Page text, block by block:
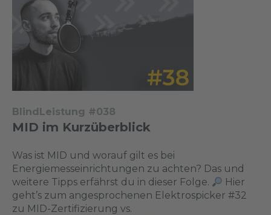
BlindLeistung #038
MID im Kurzüberblick
Was ist MID und worauf gilt es bei
Energiemesseinrichtungen zu achten? Das und
weitere Tipps erfährst du in dieser Folge.
Hier
geht’s zum angesprochenen Elektrospicker #32
zu MID-Zertifizierung vs.